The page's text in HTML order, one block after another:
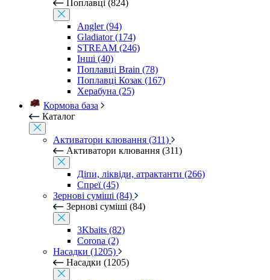
Поплавці (824)
Angler (94)
Gladiator (174)
STREAM (246)
Інші (40)
Поплавці Brain (78)
Поплавці Козак (167)
Херабуна (25)
Кормова база
Каталог
Активатори клювання (311)
Активатори клювання (311)
Діпи, ліквіди, атрактанти (266)
Спреї (45)
Зернові суміші (84)
Зернові суміші (84)
3Kbaits (82)
Corona (2)
Насадки (1205)
Насадки (1205)